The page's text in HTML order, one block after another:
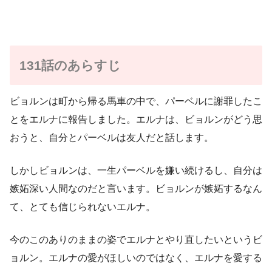
131話のあらすじ
ビョルンは町から帰る馬車の中で、パーベルに謝罪したこ
とをエルナに報告しました。エルナは、ビョルンがどう思
おうと、自分とパーベルは友人だと話します。
しかしビョルンは、一生パーベルを嫌い続けるし、自分は
嫉妬深い人間なのだと言います。ビョルンが嫉妬するなん
て、とても信じられないエルナ。
今のこのありのままの姿でエルナとやり直したいというビ
ョルン。エルナの愛がほしいのではなく、エルナを愛する